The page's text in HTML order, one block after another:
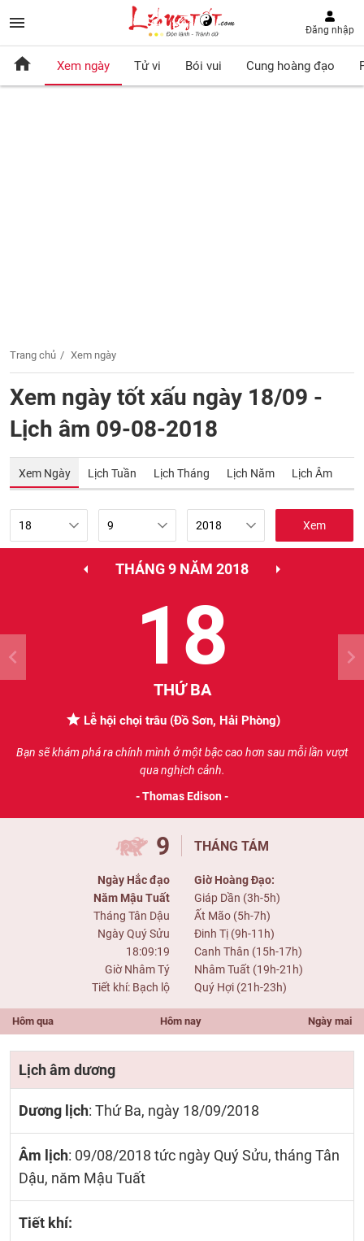
Đăng nhập
Xem ngày Tử vi Bói vui Cung hoàng đạo
Trang chủ Xem ngày
Xem ngày tốt xấu ngày 18/09 -
Lịch âm 09-08-2018
Xem Ngày Lịch Tuần Lịch Tháng Lịch Năm Lịch Âm
Xem
THÁNG 9 NĂM 2018
18
THỨ BA
Lễ hội chọi trâu (Đồ Sơn, Hải Phòng)
Bạn sẽ khám phá ra chính mình ở một bậc cao hơn sau mỗi lần vượt
qua nghịch cảnh.
- Thomas Edison -
9
Ngày Hắc đạo
Năm Mậu Tuất
Tháng Tân Dậu
Ngày Quý Sửu
18:09:19
Giờ Nhâm Tý
Tiết khí: Bạch lộ
THÁNG TÁM
Giờ Hoàng Đạo:
Giáp Dần (3h-5h)
Ất Mão (5h-7h)
Đinh Tị (9h-11h)
Canh Thân (15h-17h)
Nhâm Tuất (19h-21h)
Quý Hợi (21h-23h)
Hôm qua Hôm nay Ngày mai
Lịch âm dương
Dương lịch: Thứ Ba, ngày 18/09/2018
Âm lịch: 09/08/2018 tức ngày Quý Sửu, tháng Tân
Dậu, năm Mậu Tuất
Tiết khí: